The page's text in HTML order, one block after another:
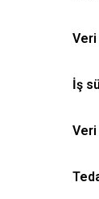
İş
Veri